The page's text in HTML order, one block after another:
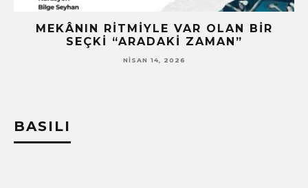
MEKÂNIN RITMIYLE VAR OLAN BIR
SEÇKI “ARADAKI ZAMAN”
NISAN 14, 2026
BASILI